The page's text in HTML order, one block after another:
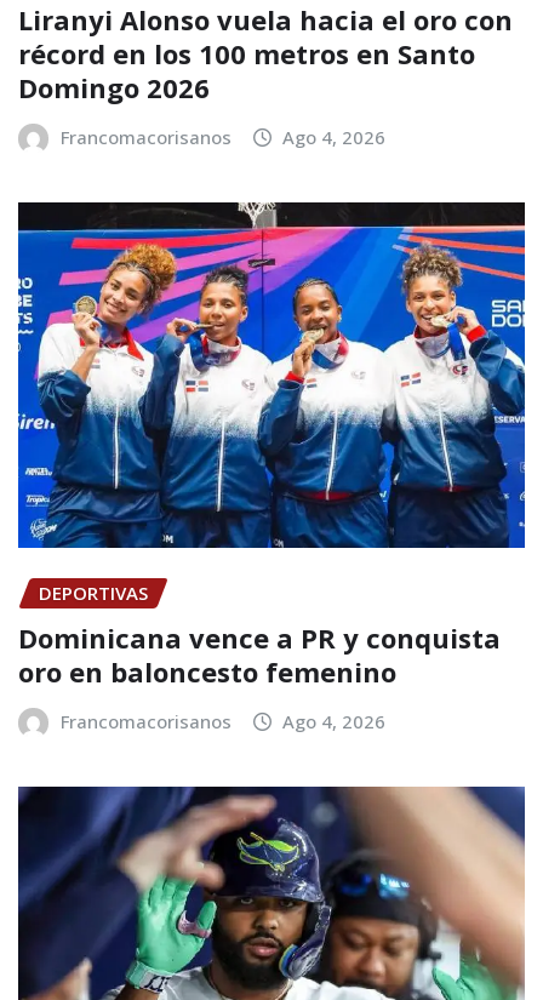
Liranyi Alonso vuela hacia el oro con
récord en los 100 metros en Santo
Domingo 2026
Francomacorisanos Ago 4, 2026
DEPORTIVAS
Dominicana vence a PR y conquista
oro en baloncesto femenino
Francomacorisanos Ago 4, 2026